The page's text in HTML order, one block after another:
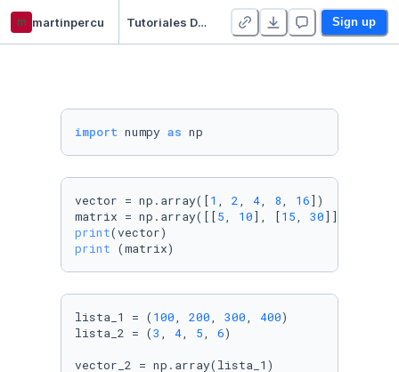
m martinpercu Tutoriales Datacademy - Duplicate Sign up
import numpy as np
vector = np.array([1 , 2, 4, 8, 16])
matrix = np.array([[5, 10], [15, 30
print
print (matrix)
lista_1 = ( 100, 200, 300, 400)
lista_2 = (3 , 4, 5, 6)